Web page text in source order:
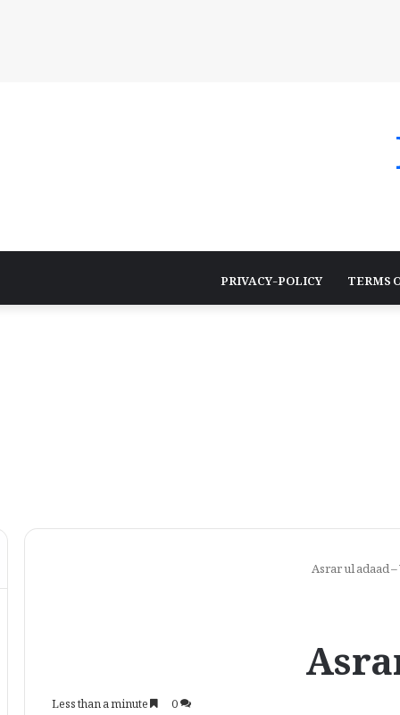
TERMS
PRIVACY-POLICY
Asrar ul adaad
0